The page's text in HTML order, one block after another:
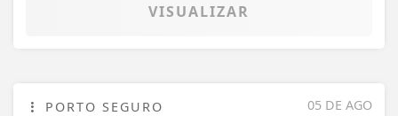
VISUALIZAR
05 DE AGO
PORTO SEGURO